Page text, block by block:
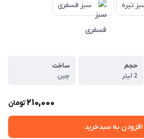
تیره سبز فسفری
حجم
2 لیتر
ساخت
چین
210,000تومان
افزودن به سبدخرید